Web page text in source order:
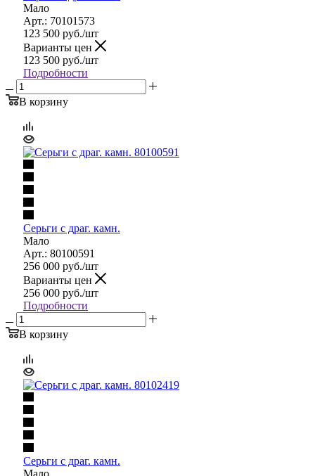
Мало
Арт.: 70101573
123 500 руб./шт
Варианты цен
123 500 руб./шт
Подробности
В корзину
Серьги с драг. камн.
Мало
Арт.: 80100591
256 000 руб./шт
Варианты цен
256 000 руб./шт
Подробности
В корзину
Серьги с драг. камн.
Мало